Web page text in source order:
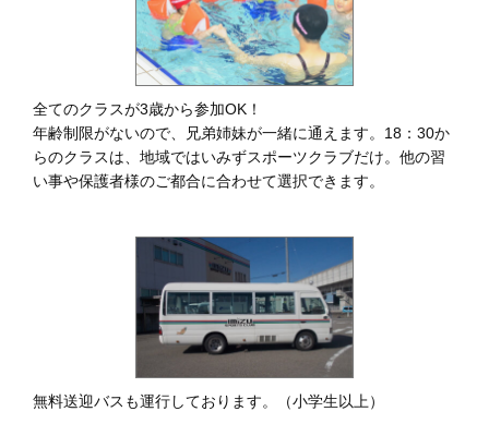
全てのクラスが3歳から参加OK！
年齢制限がないので、兄弟姉妹が一緒に通えます。18：30か
らのクラスは、地域ではいみずスポーツクラブだけ。他の習
い事や保護者様のご都合に合わせて選択できます。
無料送迎バスも運行しております。（小学生以上）